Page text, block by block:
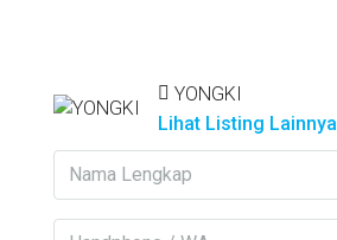
YONGKI
Lihat Listing Lainnya